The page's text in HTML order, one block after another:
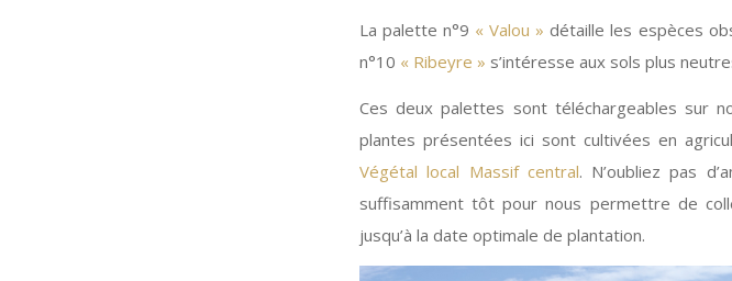
La palette n°9 « Valou » détaille les espèces
n°10 « Ribeyre » s’intéresse aux sols plus
Ces deux palettes sont téléchargeables sur
plantes présentées ici sont cultivées en
Végétal local Massif central. N’oubliez pas
suffisamment tôt pour nous permettre de
jusqu’à la date optimale de plantation.